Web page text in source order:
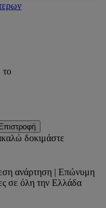
το
Επιστροφή
δοκιμάστε
ανάρτηση | Επώνυμη
σε όλη την Ελλάδα